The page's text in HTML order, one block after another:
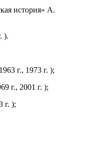
история» А.
).
г., 1973 г. );
г., 2001 г. );
г. );